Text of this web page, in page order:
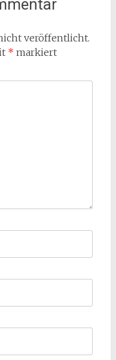
veröffentlicht.
* markiert